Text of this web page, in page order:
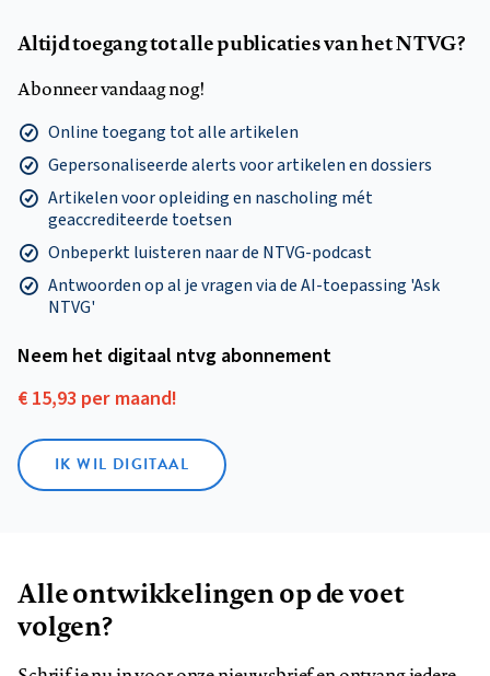
Altijd toegang tot alle publicaties van het NTVG?
Abonneer vandaag nog!
Online toegang tot alle artikelen
Gepersonaliseerde alerts voor artikelen en dossiers
Artikelen voor opleiding en nascholing mét
geaccrediteerde toetsen
Onbeperkt luisteren naar de NTVG-podcast
Antwoorden op al je vragen via de AI-toepassing 'Ask
NTVG'
Neem het digitaal ntvg abonnement
€ 15,93 per maand!
IK WIL DIGITAAL
Alle ontwikkelingen op de voet
volgen?